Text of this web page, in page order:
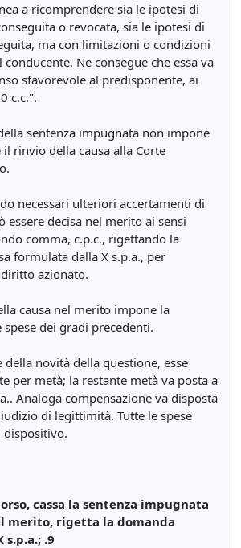
a ricomprendere sia le ipotesi di
o revocata, sia le ipotesi di
ma con limitazioni o condizioni
Ne consegue che essa va
sfavorevole al predisponente, ai
c.c.".
sentenza impugnata non impone
il rinvio della causa alla Corte
necessari ulteriori accertamenti di
essere decisa nel merito ai sensi
comma, c.p.c., rigettando la
formulata dalla X s.p.a., per
azionato.
causa nel merito impone la
dei gradi precedenti.
della novità della questione, esse
per metà; la restante metà va posta a
Analoga compensazione va disposta
di legittimità. Tutte le spese
dispositivo.
cassa la sentenza impugnata
merito, rigetta la domanda
.9